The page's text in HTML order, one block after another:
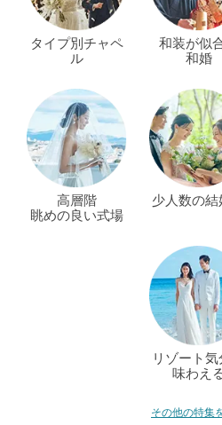
タイプ別チャペ
ル
和装が似
和婚
高層階
眺めの良い式場
少人数の結
リゾート気
味わえ
その他の特集